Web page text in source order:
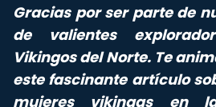
Gracias por ser parte de
de valientes
Vikingos del Norte. Te
este fascinante artículo
mujeres vikingas en